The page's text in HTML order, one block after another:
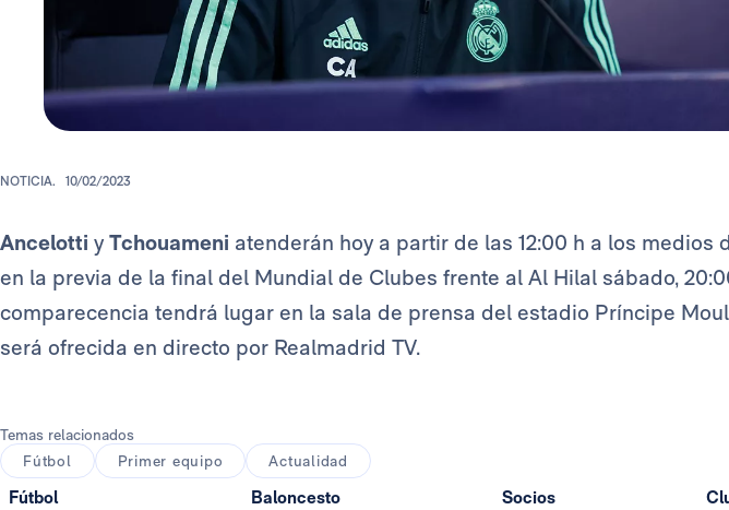
NOTICIA. 10/02/2023
Ancelotti y Tchouameni atenderán hoy a partir de las 12:00 h a los medios
en la previa de la final del Mundial de Clubes frente al Al Hilal sábado,
comparecencia tendrá lugar en la sala de prensa del estadio Príncipe
será ofrecida en directo por Realmadrid TV.
Temas relacionados
Fútbol
Primer equipo Actualidad
Fútbol Baloncesto Socios